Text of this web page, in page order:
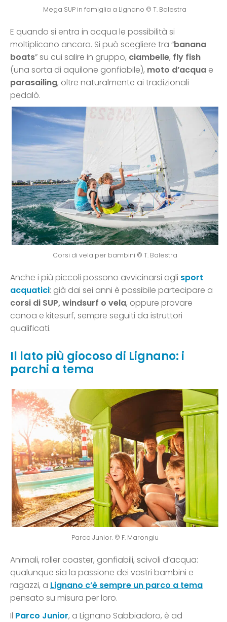
Mega SUP in famiglia a Lignano © T. Balestra
E quando si entra in acqua le possibilità si
moltiplicano ancora. Si può scegliere tra “banana
boats” su cui salire in gruppo, ciambelle, fly fish
(una sorta di aquilone gonfiabile), moto d’acqua e
parasailing, oltre naturalmente ai tradizionali
pedalò.
Corsi di vela per bambini © T. Balestra
Anche i più piccoli possono avvicinarsi agli sport
acquatici: già dai sei anni è possibile partecipare a
corsi di SUP, windsurf o vela, oppure provare
canoa e kitesurf, sempre seguiti da istruttori
qualificati.
Il lato più giocoso di Lignano: i
parchi a tema
Parco Junior. © F. Marongiu
Animali, roller coaster, gonfiabili, scivoli d’acqua:
qualunque sia la passione dei vostri bambini e
ragazzi, a Lignano c’è sempre un parco a tema
pensato su misura per loro.
Il Parco Junior, a Lignano Sabbiadoro, è ad